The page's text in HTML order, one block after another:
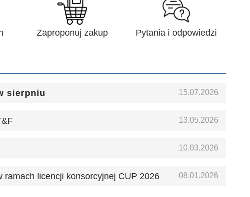
Zaproponuj zakup Pytania i odpowiedzi
sierpniu 15.07.2026
13.05.2026
10.03.2026
ramach licencji konsorcyjnej CUP 2026 08.01.2026